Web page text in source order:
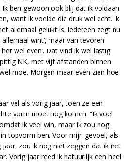
ben gewoon ook blij dat ik voldaan
want ik voelde die druk wel echt. Ik
allemaal gelukt is. Iedereen zegt nu
wint’, maar van tevoren
wel even’. Dat vind ik wel lastig.
NK, met vijf afstanden binnen
moe. Morgen maar even zien hoe
vel als vorig jaar, toen ze een
vorm moet nog komen. “Ik voel
ik veel win, maar ik zou nog
topvorm ben. Voor mijn gevoel, als
zou ik nog niet zeggen dat ik net
Vorig jaar reed ik natuurlijk een heel